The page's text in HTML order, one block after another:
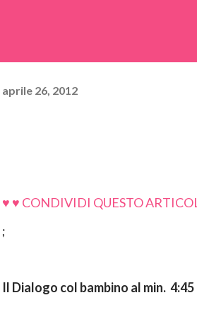
aprile 26, 2012
♥ ♥ CONDIVIDI QUESTO
;
Il Dialogo col bambino al min.